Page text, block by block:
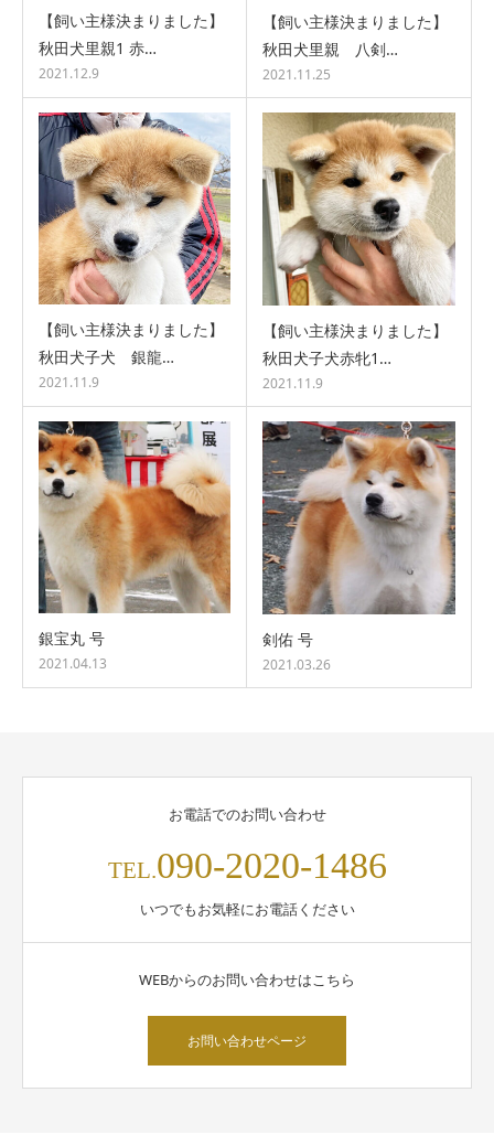
【飼い主様決まりました】
秋田犬里親1 赤…
2021.12.9
【飼い主様決まりました】
秋田犬里親 八剣…
2021.11.25
【飼い主様決まりました】
秋田犬子犬 銀龍…
2021.11.9
【飼い主様決まりました】
秋田犬子犬赤牝1…
2021.11.9
銀宝丸 号
2021.04.13
剣佑 号
2021.03.26
お電話でのお問い合わせ
TEL.090-2020-1486
いつでもお気軽にお電話ください
WEBからのお問い合わせはこちら
お問い合わせページ